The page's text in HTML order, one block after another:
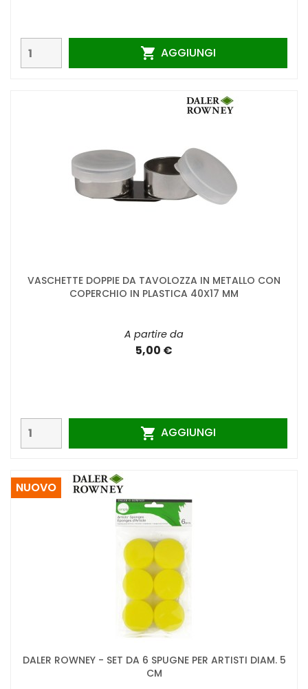
 AGGIUNGI
VASCHETTE DOPPIE DA TAVOLOZZA IN METALLO CON
COPERCHIO IN PLASTICA 40X17 MM
A partire da
5,00 €
 AGGIUNGI
DALER ROWNEY - SET DA 6 SPUGNE PER ARTISTI DIAM. 5
CM
NUOVO